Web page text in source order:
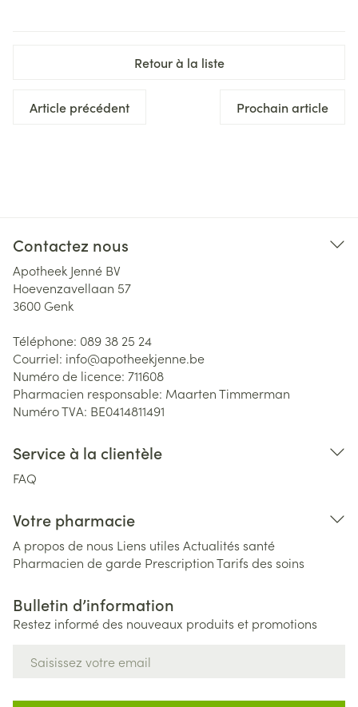
Retour à la liste
Article précédent Prochain article
Contactez nous
Apotheek Jenné BV
Hoevenzavellaan 57
3600 Genk
Téléphone: 089 38 25 24
Courriel: info@apotheekjenne.be
Numéro de licence: 711608
Pharmacien responsable: Maarten Timmerman
Numéro TVA: BE0414811491
Service à la clientèle
FAQ
Votre pharmacie
A propos de nous Liens utiles Actualités santé
Pharmacien de garde PrescriptionTarifs des soins
Bulletin d’information
Restez informé des nouveaux produits et promotions